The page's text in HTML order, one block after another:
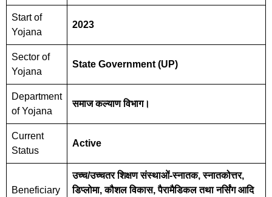
Start of
Yojana
2023
Sector of
Yojana
State Government (UP)
Department
of Yojana
समाज कल्याण विभाग।
Current
Status
Active
Beneficiary
उच्च/उच्चतर शिक्षण संस्थाओं-स्नातक, स्नातकोत्तर,
डिप्लोमा, कौशल विकास, पैरामैडिकल तथा नर्सिंग आदि